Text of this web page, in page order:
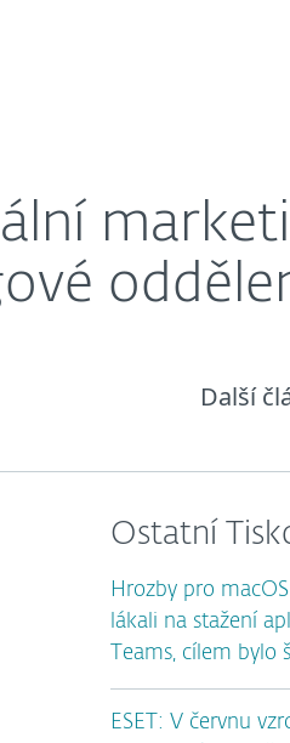
Další
Ostatní
Hrozby pro
lákali na stažení
Teams, cílem bylo
ESET: V červnu